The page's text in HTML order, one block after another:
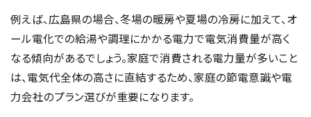
例えば、広島県の場合、冬場の暖房や夏場の冷房に加えて、オ
ール電化での給湯や調理にかかる電力で電気消費量が高く
なる傾向があるでしょう。家庭で消費される電力量が多いこと
は、電気代全体の高さに直結するため、家庭の節電意識や電
力会社のプラン選びが重要になります。